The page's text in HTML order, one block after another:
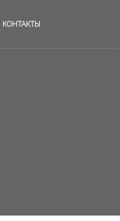
КОНТАКТЫ